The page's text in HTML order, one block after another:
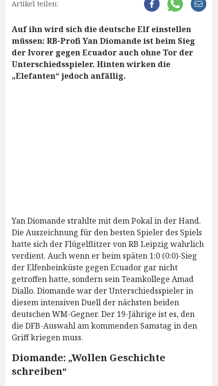
Artikel teilen:
Auf ihn wird sich die deutsche Elf einstellen
müssen: RB-Profi Yan Diomande ist beim Sieg
der Ivorer gegen Ecuador auch ohne Tor der
Unterschiedsspieler. Hinten wirken die
„Elefanten“ jedoch anfällig.
Yan Diomande strahlte mit dem Pokal in der Hand.
Die Auszeichnung für den besten Spieler des Spiels
hatte sich der Flügelflitzer von RB Leipzig wahrlich
verdient. Auch wenn er beim späten 1:0 (0:0)-Sieg
der Elfenbeinküste gegen Ecuador gar nicht
getroffen hatte, sondern sein Teamkollege Amad
Diallo. Diomande war der Unterschiedsspieler in
diesem intensiven Duell der nächsten beiden
deutschen WM-Gegner. Der 19-Jährige ist es, den
die DFB-Auswahl am kommenden Samstag in den
Griff kriegen muss.
Diomande: „Wollen Geschichte
schreiben“